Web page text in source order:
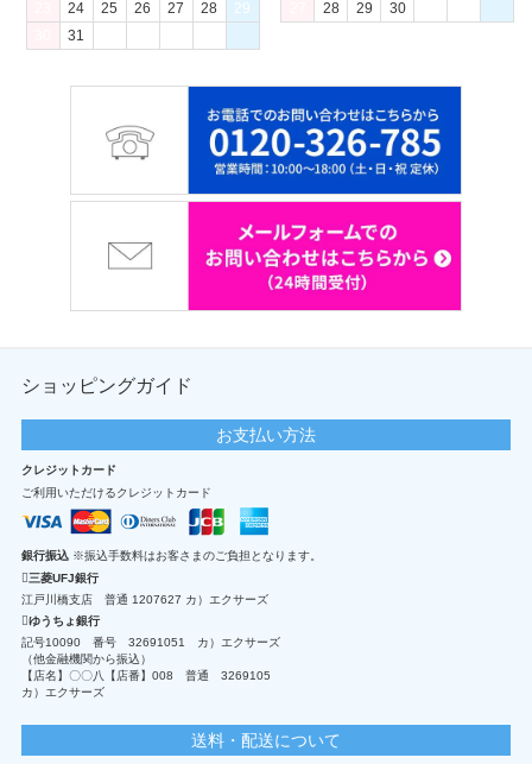
24 25 26 27 28
29
31
28 29 30
ショッピングガイド
お支払い方法
クレジットカード
ご利用いただけるクレジットカード
銀行振込 ※振込手数料はお客さまのご負担となります。
三菱UFJ銀行
江戸川橋支店 普通 1207627 カ）エクサーズ
ゆうちょ銀行
記号10090 番号 32691051 カ）エクサーズ
（他金融機関から振込）
【店名】〇〇八【店番】008 普通 3269105
カ）エクサーズ
送料・配送について